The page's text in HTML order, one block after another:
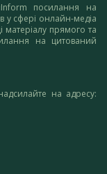
посилання на
у сфері онлайн-медіа
прямого та
на цитований
на адресу: